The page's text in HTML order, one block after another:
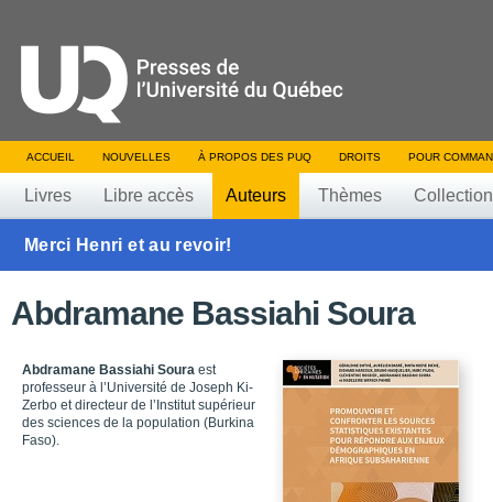
ACCUEIL NOUVELLES À PROPOS DES PUQ DROITS POUR
Livres Libre accès Auteurs Thèmes
Merci Henri et au revoir!
Abdramane Bassiahi Soura
Abdramane Bassiahi Soura est
professeur à l’Université de Joseph Ki-
Zerbo et directeur de l’Institut supérieur
des sciences de la population (Burkina
Faso).